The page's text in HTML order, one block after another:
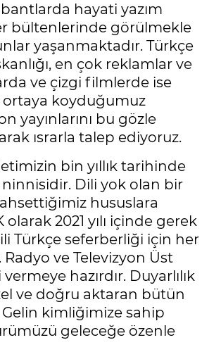
hayati yazım
bültenlerinde görülmekle
yaşanmaktadır. Türkçe
en çok reklamlar ve
ve çizgi filmlerde ise
ortaya koyduğumuz
yayınlarını bu gözle
ısrarla talep ediyoruz.
bin yıllık tarihinde
ninnisidir. Dili yok olan bir
hususlara
2021 yılı içinde gerek
Türkçe seferberliği için her
ve Televizyon Üst
hazırdır. Duyarlılık
ve doğru aktaran bütün
Gelin kimliğimize sahip
geleceğe özenle